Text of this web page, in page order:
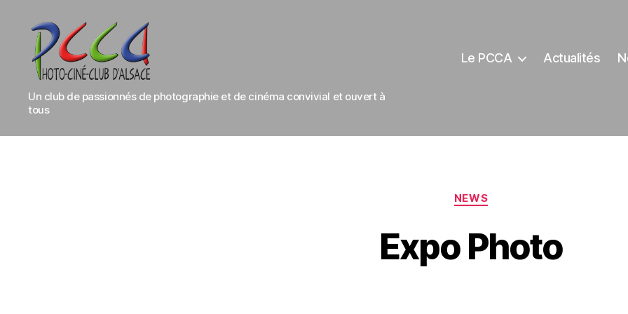
Photo-
Ciné-
d'Alsace
Un club de passionnés de photographie et de cinéma convivial et ouvert à
tous
Le PCCA Actualités
Catégories
NEWS
Expo Photo